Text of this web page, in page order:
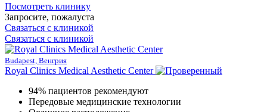
Посмотреть клинику
Запросите, пожалуста
Связаться с клиникой
Связаться с клиникой
Budapest, Венгрия
Royal Clinics Medical Aesthetic Center
94% пациентов рекомендуют
Передовые медицинские технологии